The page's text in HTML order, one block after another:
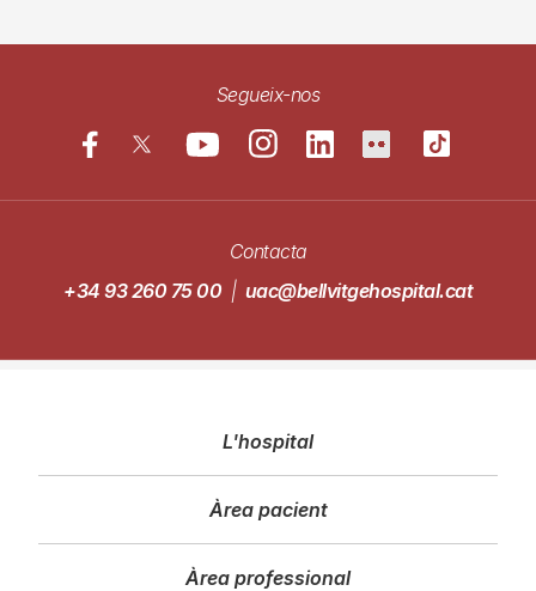
Segueix-nos
Contacta
+34 93 260 75 00 | uac@bellvitgehospital.cat
principal
L'hospital
Àrea pacient
Àrea professional